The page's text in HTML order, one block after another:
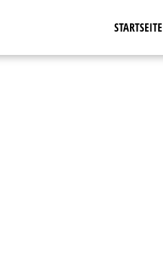
STARTSEITE